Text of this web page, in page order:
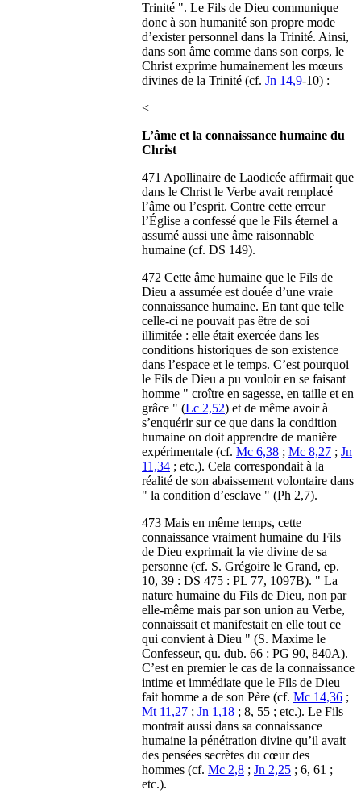
Trinité ". Le Fils de Dieu communique
donc à son humanité son propre mode
d’exister personnel dans la Trinité. Ainsi,
dans son âme comme dans son corps, le
Christ exprime humainement les mœurs
divines de la Trinité (cf. Jn 14,9-10) :
<
L’âme et la connaissance humaine du
Christ
471 Apollinaire de Laodicée affirmait que
dans le Christ le Verbe avait remplacé
l’âme ou l’esprit. Contre cette erreur
l’Église a confessé que le Fils éternel a
assumé aussi une âme raisonnable
humaine (cf. DS 149).
472 Cette âme humaine que le Fils de
Dieu a assumée est douée d’une vraie
connaissance humaine. En tant que telle
celle-ci ne pouvait pas être de soi
illimitée : elle était exercée dans les
conditions historiques de son existence
dans l’espace et le temps. C’est pourquoi
le Fils de Dieu a pu vouloir en se faisant
homme " croître en sagesse, en taille et en
grâce " (Lc 2,52) et de même avoir à
s’enquérir sur ce que dans la condition
humaine on doit apprendre de manière
expérimentale (cf. Mc 6,38 ; Mc 8,27 ; Jn
11,34 ; etc.). Cela correspondait à la
réalité de son abaissement volontaire dans
" la condition d’esclave " (Ph 2,7).
473 Mais en même temps, cette
connaissance vraiment humaine du Fils
de Dieu exprimait la vie divine de sa
personne (cf. S. Grégoire le Grand, ep.
10, 39 : DS 475 : PL 77, 1097B). " La
nature humaine du Fils de Dieu, non par
elle-même mais par son union au Verbe,
connaissait et manifestait en elle tout ce
qui convient à Dieu " (S. Maxime le
Confesseur, qu. dub. 66 : PG 90, 840A).
C’est en premier le cas de la connaissance
intime et immédiate que le Fils de Dieu
fait homme a de son Père (cf. Mc 14,36 ;
Mt 11,27 ; Jn 1,18 ; 8, 55 ; etc.). Le Fils
montrait aussi dans sa connaissance
humaine la pénétration divine qu’il avait
des pensées secrètes du cœur des
hommes (cf. Mc 2,8 ; Jn 2,25 ; 6, 61 ;
etc.).